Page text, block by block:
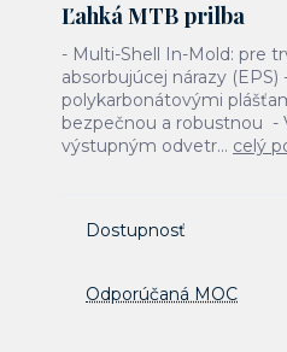
Ľahká MTB prilba
- Multi-Shell In-Mold: pre
absorbujúcej nárazy
polykarbonátovými
bezpečnou a robustnou -
výstupným odvetr... celý
Dostupnosť
Odporúčaná MOC